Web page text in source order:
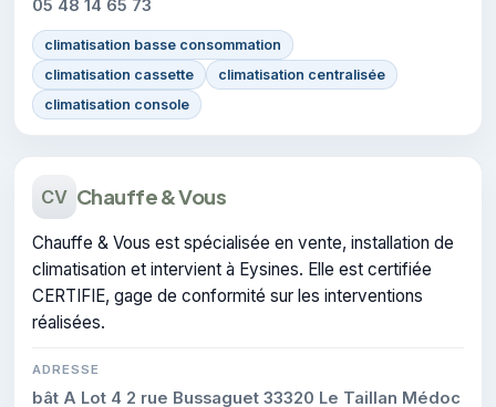
05 48 14 65 73
climatisation basse consommation
climatisation cassette
climatisation centralisée
climatisation console
CV Chauffe & Vous
Chauffe & Vous est spécialisée en vente, installation de
climatisation et intervient à Eysines. Elle est certifiée
CERTIFIE, gage de conformité sur les interventions
réalisées.
ADRESSE
bât A Lot 4 2 rue Bussaguet 33320 Le Taillan Médoc